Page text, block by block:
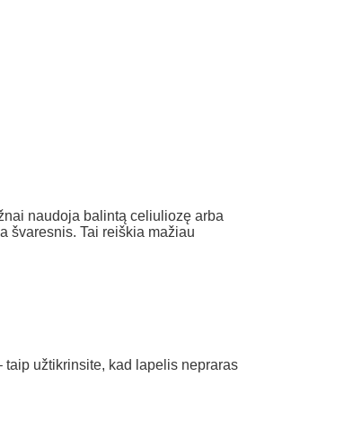
naudoja balintą celiuliozę arba
švaresnis. Tai reiškia mažiau
užtikrinsite, kad lapelis nepraras